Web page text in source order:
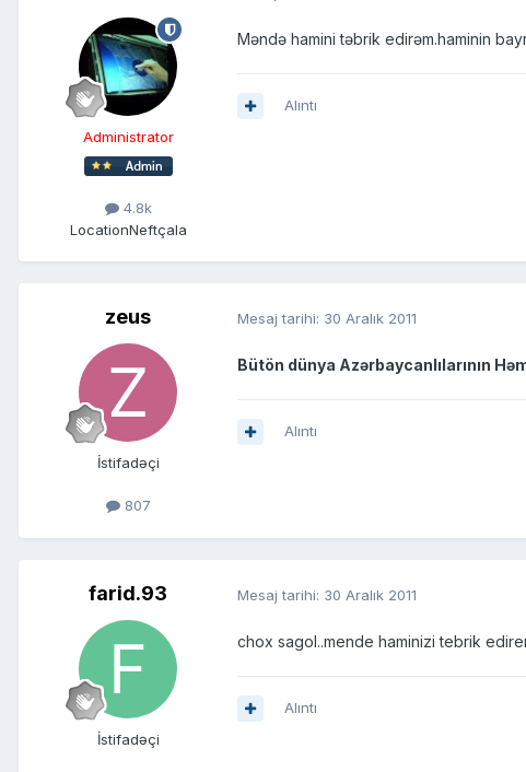
Administrator
4.8k
LocationNeftçala
Məndə hamini təbrik edirəm.haminin
Alıntı
zeus
İstifadəçi
807
Mesaj tarihi: 30 Aralık 2011
Bütön dünya Azərbaycanlılarının
Alıntı
farid.93
İstifadəçi
Mesaj tarihi: 30 Aralık 2011
chox sagol..mende haminizi tebrik
Alıntı